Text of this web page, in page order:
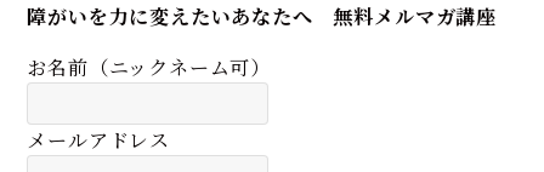
障がいを力に変えたいあなたへ 無料メルマガ講座
お名前（ニックネーム可）
メールアドレス